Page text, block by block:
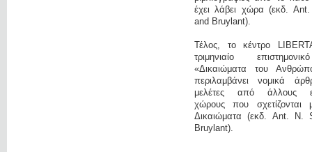
έχει λάβει χώρα (εκδ.
and Bruylant).
Τέλος, το κέντρο
τριμηνιαίο
«Δικαιώματα του
περιλαμβάνει νομικά
μελέτες από άλλους
χώρους που σχετίζονται
Δικαιώματα (εκδ. Ant. N.
Bruylant).